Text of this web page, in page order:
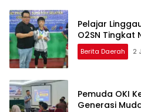
Pelajar
O2SN Tingkat
Berita Daerah 2
Pemuda OKI
Generasi